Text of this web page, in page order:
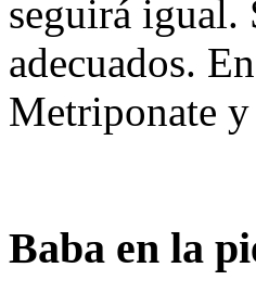
seguirá igual.
adecuados.
Metriponate
Baba en la